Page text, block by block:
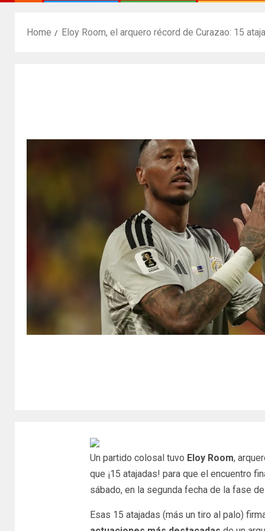
Home Eloy Room, el arquero récord de Curazao: 15
Un partido colosal tuvo Eloy Room,
que ¡15 atajadas! para que el encuentro
sábado, en la segunda fecha de la fase
Esas 15 atajadas (más un tiro al palo)